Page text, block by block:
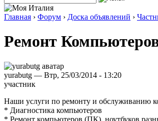
Главная › Форум › Доска объявлений ›
Ремонт
yurabutg — Втр, 25/03/2014 - 13:20
участник
Наши услуги по ремонту и обслуживанию
* Диагностика компьютеров
* Ремонт компьютеров (ПК), ноутбуков